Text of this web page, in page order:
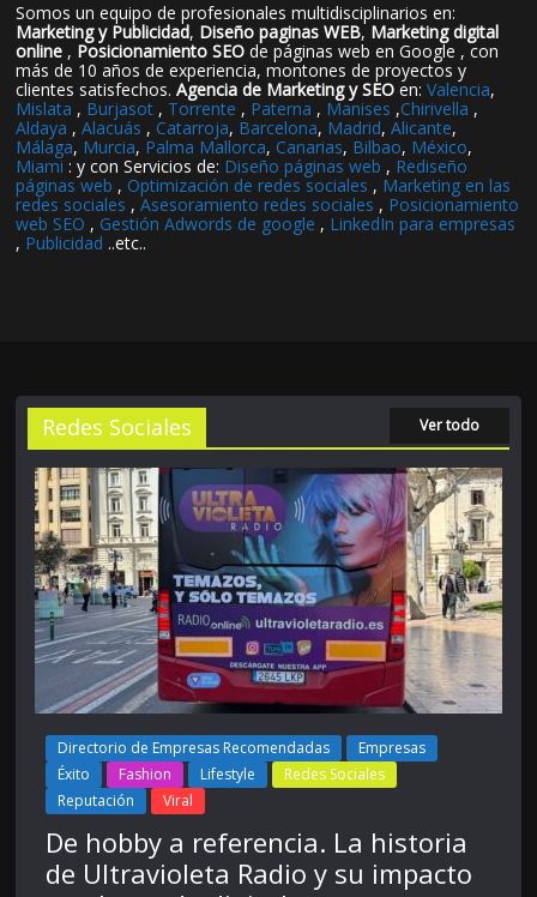
Somos un equipo de profesionales multidisciplinarios en:
Marketing y Publicidad, Diseño paginas WEB, Marketing digital
online , Posicionamiento SEO de páginas web en Google , con
más de 10 años de experiencia, montones de proyectos y
clientes satisfechos.Agencia de Marketing y SEO en:Valencia,
Mislata , Burjasot , Torrente , Paterna , Manises ,Chirivella ,
Aldaya ,Alacuás , Catarroja, Barcelona, Madrid,Alicante,
Málaga, Murcia, Palma Mallorca, Canarias, Bilbao, México,
Miami : y con Servicios de: Diseño páginas web , Rediseño
páginas web , Optimización de redes sociales , Marketing en las
redes sociales ,Asesoramiento redes sociales , Posicionamiento
web SEO , Gestión Adwords de google , LinkedIn para empresas
, Publicidad ..etc..
Redes Sociales Ver todo
Directorio de Empresas Recomendadas
Empresas
Éxito
Fashion Lifestyle
Redes Sociales
Reputación
Viral
De hobby a referencia. La historia
de Ultravioleta Radio y su impacto